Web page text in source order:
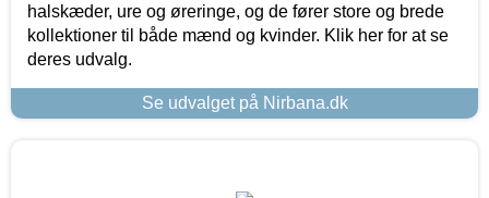
halskæder, ure og øreringe, og de fører store og brede
kollektioner til både mænd og kvinder. Klik her for at se
deres udvalg.
Se udvalget på Nirbana.dk